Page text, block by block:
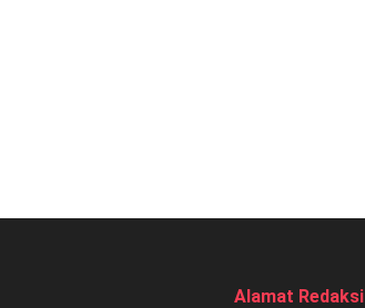
Alamat Redaksi